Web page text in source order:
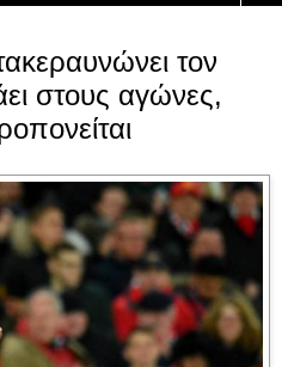
τον
στους αγώνες,